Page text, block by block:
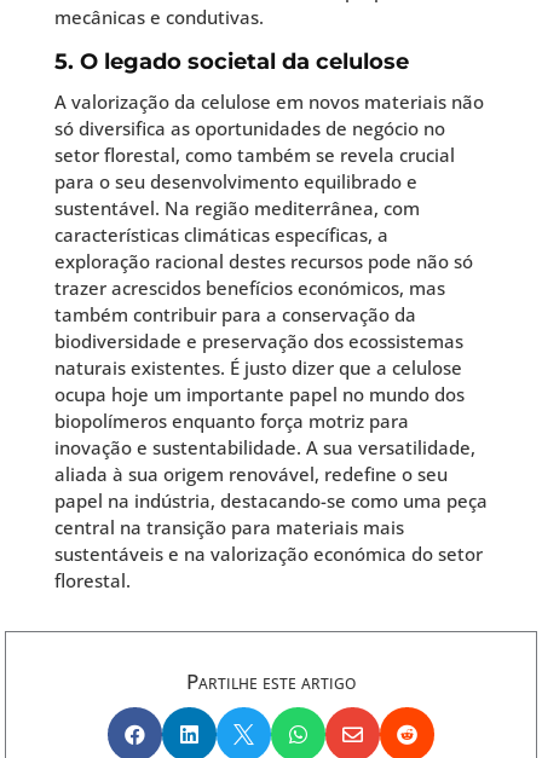
mecânicas e condutivas.
5. O legado societal da celulose
A valorização da celulose em novos materiais não
só diversifica as oportunidades de negócio no
setor florestal, como também se revela crucial
para o seu desenvolvimento equilibrado e
sustentável. Na região mediterrânea, com
características climáticas específicas, a
exploração racional destes recursos pode não só
trazer acrescidos benefícios económicos, mas
também contribuir para a conservação da
biodiversidade e preservação dos ecossistemas
naturais existentes. É justo dizer que a celulose
ocupa hoje um importante papel no mundo dos
biopolímeros enquanto força motriz para
inovação e sustentabilidade. A sua versatilidade,
aliada à sua origem renovável, redefine o seu
papel na indústria, destacando-se como uma peça
central na transição para materiais mais
sustentáveis e na valorização económica do setor
florestal.
Partilhe este artigo
     